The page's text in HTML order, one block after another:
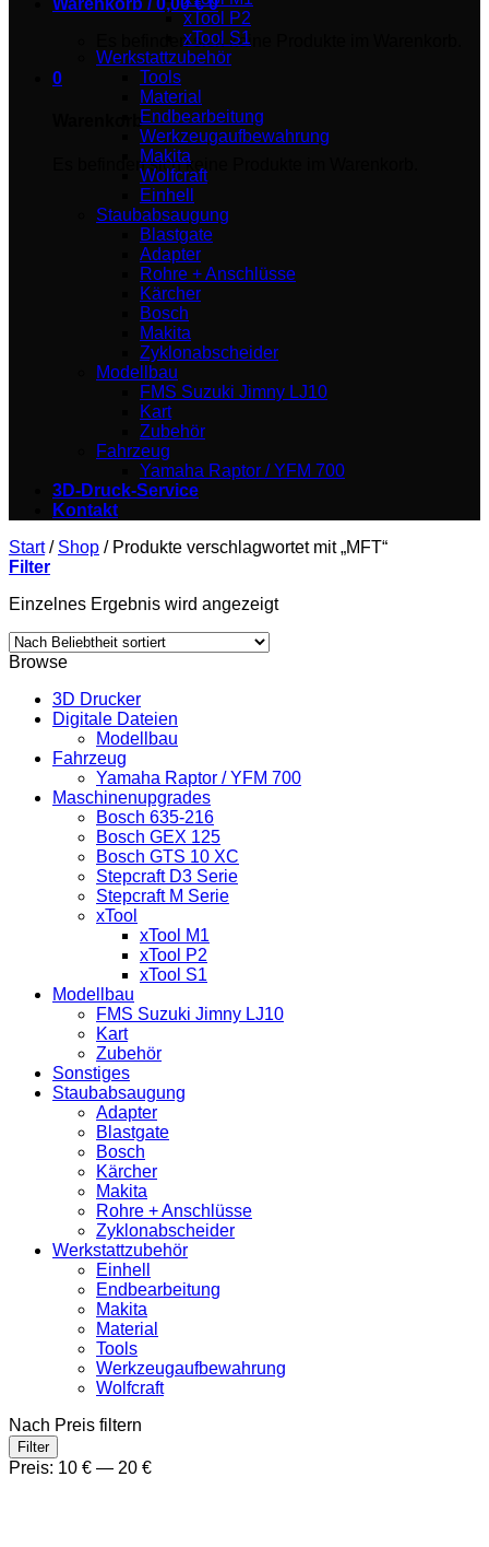
Warenkorb /0,00€ 0
Es befinden sich keine Produkte im Warenkorb.
0
Warenkorb
Es befinden sich keine Produkte im Warenkorb.
xTool P2
xTool S1
Werkstattzubehör
Tools
Material
Endbearbeitung
Werkzeugaufbewahrung
Makita
Wolfcraft
Einhell
Staubabsaugung
Blastgate
Adapter
Rohre + Anschlüsse
Kärcher
Bosch
Makita
Zyklonabscheider
Modellbau
FMS Suzuki Jimny LJ10
Kart
Zubehör
Fahrzeug
Yamaha Raptor / YFM 700
3D-Druck-Service
Kontakt
Start / Shop /Produkte verschlagwortet mit „MFT“
Filter
Einzelnes Ergebnis wird angezeigt
Browse
3D Drucker
Digitale Dateien
Modellbau
Fahrzeug
Yamaha Raptor / YFM 700
Maschinenupgrades
Bosch 635-216
Bosch GEX 125
Bosch GTS 10 XC
Stepcraft D3 Serie
Stepcraft M Serie
xTool
xTool M1
xTool P2
xTool S1
Modellbau
FMS Suzuki Jimny LJ10
Kart
Zubehör
Sonstiges
Staubabsaugung
Adapter
Blastgate
Bosch
Kärcher
Makita
Rohre + Anschlüsse
Zyklonabscheider
Werkstattzubehör
Einhell
Endbearbeitung
Makita
Material
Tools
Werkzeugaufbewahrung
Wolfcraft
Nach Preis filtern
Min.
Preis
Max.
Preis
Filter
Preis: 10 € — 20 €